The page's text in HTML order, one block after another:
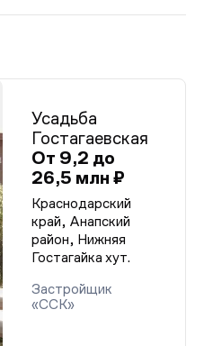
Усадьба
Гостагаевская
От 9,2 до
26,5 млн ₽
Краснодарский
край, Анапский
район, Нижняя
Гостагайка хут.
Застройщик
«ССК»